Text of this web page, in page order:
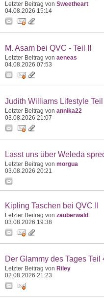
Letzter Beitrag von Sweetheart
04.08.2026 15:14
M. Asam bei QVC - Teil II
Letzter Beitrag von aeneas
04.08.2026 07:53
Judith Williams Lifestyle
Letzter Beitrag von annika22
03.08.2026 21:07
Lasst uns über Weleda
Letzter Beitrag von morgua
03.08.2026 20:21
Kipling Taschen bei QVC II
Letzter Beitrag von zauberwald
03.08.2026 19:38
Der Glammy des Tages Teil
Letzter Beitrag von Riley
02.08.2026 21:23